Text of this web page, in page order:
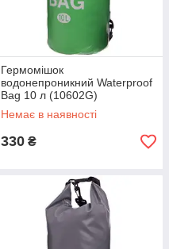
Гермомішок
водонепроникний Waterproof
Bag 10 л (10602G)
Немає в наявності
330 ₴